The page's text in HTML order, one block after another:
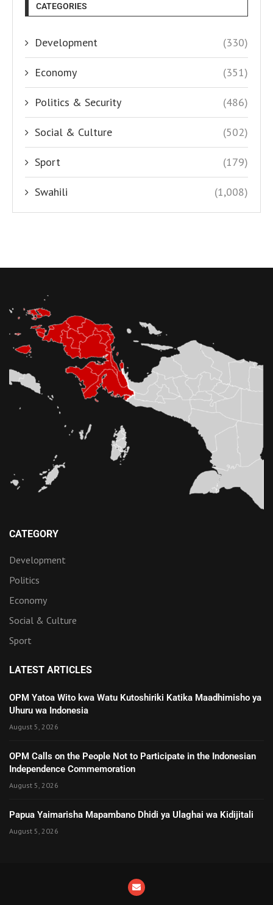
CATEGORIES
Development (330)
Economy (351)
Politics & Security (486)
Social & Culture (502)
Sport (179)
Swahili (1,008)
CATEGORY
Development
Politics
Economy
Social & Culture
Sport
LATEST ARTICLES
OPM Yatoa Wito kwa Watu Kutoshiriki Katika Maadhimisho ya
Uhuru wa Indonesia
August 5, 2026
OPM Calls on the People Not to Participate in the Indonesian
Independence Commemoration
August 5, 2026
Papua Yaimarisha Mapambano Dhidi ya Ulaghai wa Kidijitali
August 5, 2026